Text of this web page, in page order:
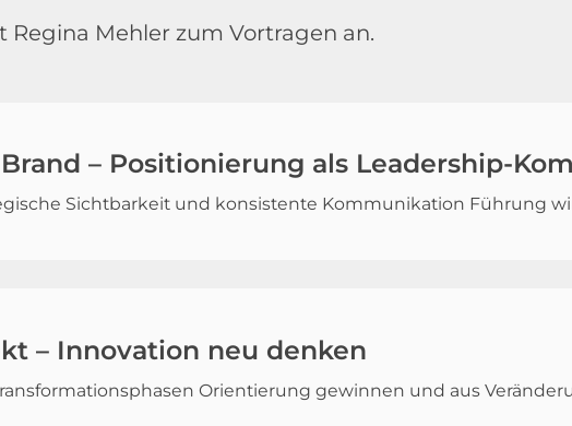
Regina Mehler zum Vortragen an.
– Positionierung als Leadership-
Sichtbarkeit und konsistente Kommunikation Führung
– Innovation neu denken
Orientierung gewinnen und aus